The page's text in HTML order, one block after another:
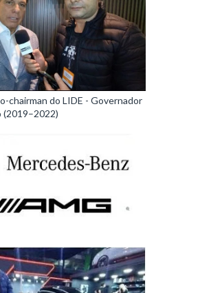
chairman do LIDE - Governador
(2019–2022)